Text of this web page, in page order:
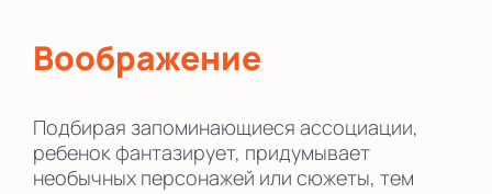
Воображение
Подбирая запоминающиеся ассоциации,
ребенок фантазирует, придумывает
необычных персонажей или сюжеты, тем